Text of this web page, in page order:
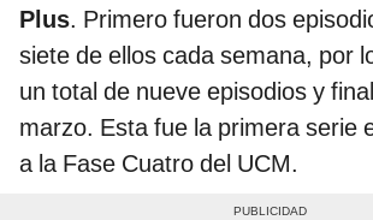
Plus. Primero fueron dos
siete de ellos cada semana, por
un total de nueve episodios y
marzo. Esta fue la primera serie
a la Fase Cuatro del UCM.